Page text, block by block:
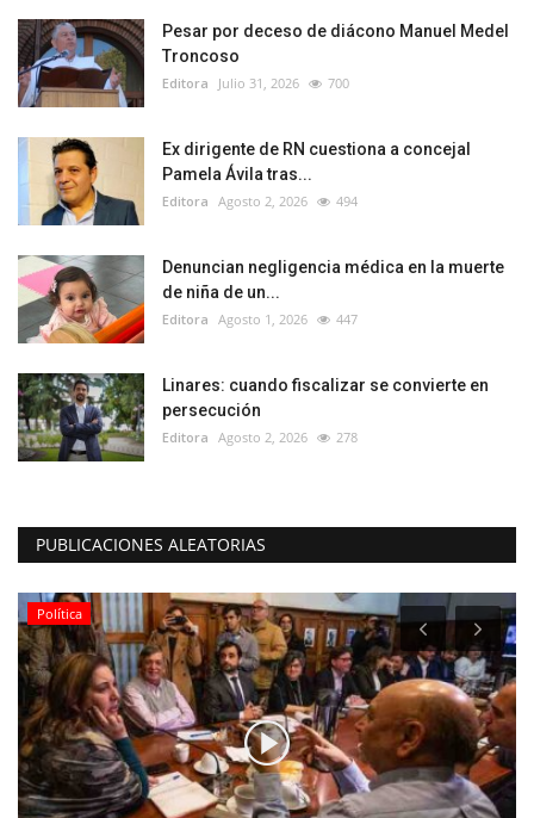
Pesar por deceso de diácono Manuel Medel
Troncoso
Editora Julio 31, 2026 700
Ex dirigente de RN cuestiona a concejal
Pamela Ávila tras...
Editora Agosto 2, 2026 494
Denuncian negligencia médica en la muerte
de niña de un...
Editora Agosto 1, 2026 447
Linares: cuando fiscalizar se convierte en
persecución
Editora Agosto 2, 2026 278
PUBLICACIONES ALEATORIAS
Política